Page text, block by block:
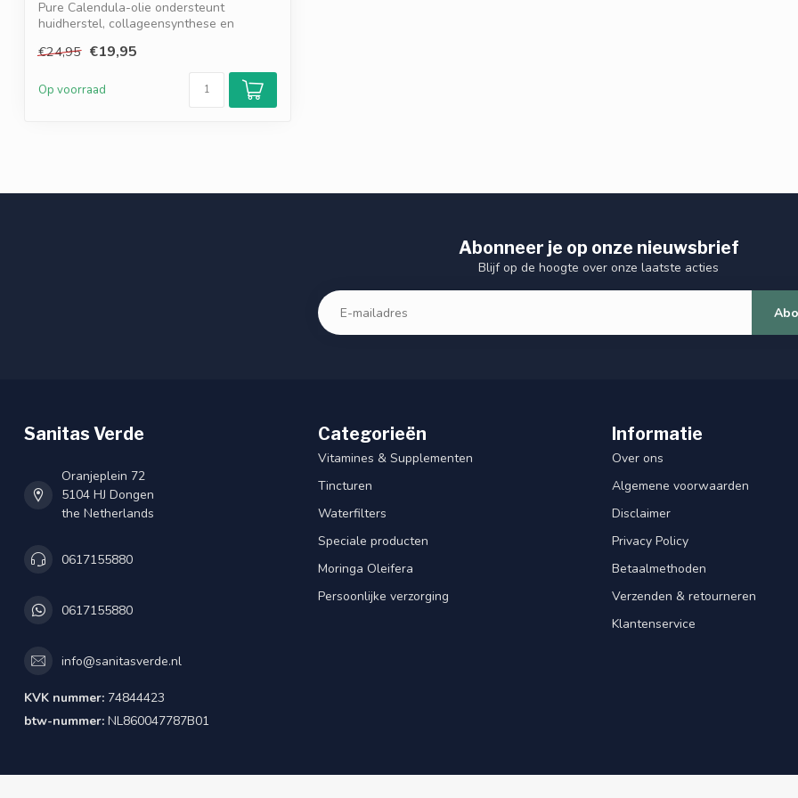
Pure Calendula-olie ondersteunt
huidherstel, collageensynthese en
€24,95 €19,95
Op voorraad
Abonneer je op onze nieuwsbrief
Blijf op de hoogte over onze laatste acties
Sanitas Verde
Oranjeplein 72
5104 HJ Dongen
the Netherlands
0617155880
0617155880
info@sanitasverde.nl
KVK nummer: 74844423
btw-nummer: NL860047787B01
Categorieën
Vitamines & Supplementen
Tincturen
Waterfilters
Speciale producten
Moringa Oleifera
Persoonlijke verzorging
Informatie
Over ons
Algemene voorwaarden
Disclaimer
Privacy Policy
Betaalmethoden
Verzenden & retourneren
Klantenservice